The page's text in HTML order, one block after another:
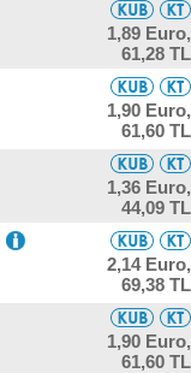
1,89 Euro,
61,28 TL
1,90 Euro,
61,60 TL
1,36 Euro,
44,09 TL
2,14 Euro,
69,38 TL
1,90 Euro,
61,60 TL